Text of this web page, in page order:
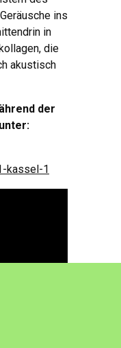
ins
in
die
akustisch
der
kassel-1